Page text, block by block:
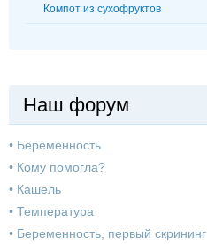
Компот из сухофруктов
Наш форум
• Беременность
• Кому помогла?
• Кашель
• Температура
• Беременность, первый скрининг